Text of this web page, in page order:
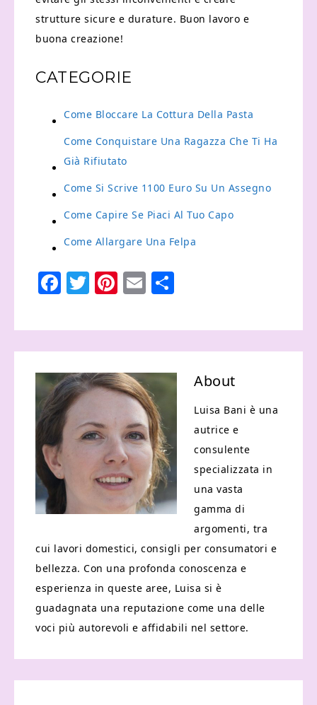
strutture sicure e durature. Buon lavoro e
buona creazione!
CATEGORIE
Come Bloccare La Cottura Della Pasta
Come Conquistare Una Ragazza Che Ti Ha
Già Rifiutato
Come Si Scrive 1100 Euro Su Un Assegno
Come Capire Se Piaci Al Tuo Capo
Come Allargare Una Felpa
Facebook
Twitter
Pinterest
Email
About
Luisa Bani è una
autrice e
consulente
specializzata in
una vasta
gamma di
argomenti, tra
cui lavori domestici, consigli per consumatori e
bellezza. Con una profonda conoscenza e
esperienza in queste aree, Luisa si è
guadagnata una reputazione come una delle
voci più autorevoli e affidabili nel settore.